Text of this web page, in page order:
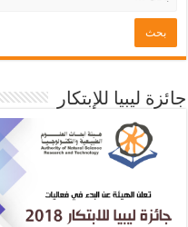
جائزة ليبيا للإبتكار